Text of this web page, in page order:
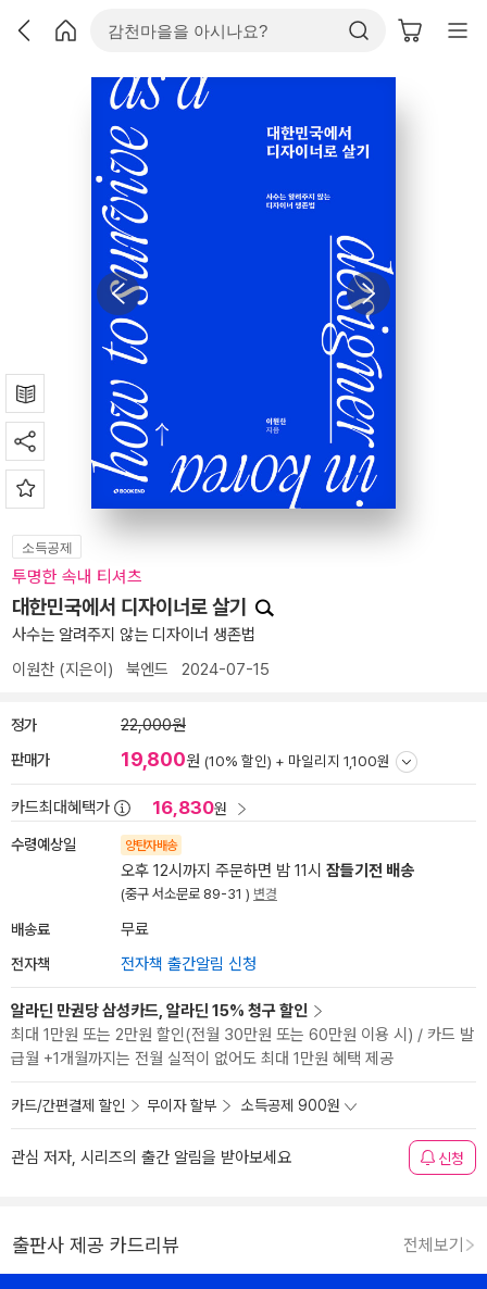
소득공제
투명한 속내 티셔츠
대한민국에서 디자이너로 살기
사수는 알려주지 않는 디자이너 생존법
이원찬 (지은이) 북엔드 2024-07-15
정가 22,000원
판매가 19,800원 (10% 할인) + 마일리지 1,100원
카드최대혜택가 16,830원
수령예상일 양탄자배송
오후 12시까지 주문하면 밤 11시 잠들기전 배송
(중구 서소문로 89-31 ) 변경
배송료 무료
전자책 전자책 출간알림 신청
알라딘 만권당 삼성카드, 알라딘 15% 청구 할인
최대 1만원 또는 2만원 할인(전월 30만원 또는 60만원 이용 시) / 카드 발
급월 +1개월까지는 전월 실적이 없어도 최대 1만원 혜택 제공
카드/간편결제 할인 무이자 할부 소득공제 900원
관심 저자, 시리즈의 출간 알림을 받아보세요 신청
출판사 제공 카드리뷰 전체보기